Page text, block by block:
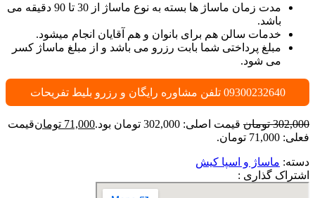
مدت زمان ماساژ ها بسته به نوع ماساژ از 30 تا 90 دقیقه می
باشد.
خدمات سالن هم برای بانوان و هم آقایان انجام میشود.
مبلغ پرداختی شما بابت رزرو می باشد و از مبلغ ماساژ کسر
می شود.
09300232640 تلفن مشاوره رایگان و رزرو بلیط تفریحات
302,000 تومان قیمت اصلی: 302,000 تومان بود. 71,000 تومانقیمت
فعلی: 71,000 تومان.
دسته: ماساژ و اسپا کیش
اشتراک گذاری :